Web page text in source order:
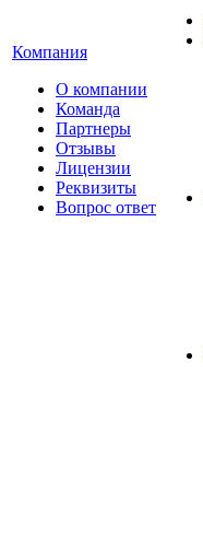
Компания
О компании
Команда
Партнеры
Отзывы
Лицензии
Реквизиты
Вопрос ответ